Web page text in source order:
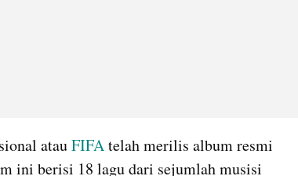
atau FIFA telah merilis album resmi
ini berisi 18 lagu dari sejumlah musisi